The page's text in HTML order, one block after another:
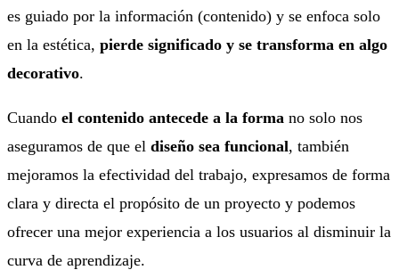
es guiado por la información (contenido) y se enfoca solo
en la estética, pierde significado y se transforma en algo
decorativo.
Cuando el contenido antecede a la forma no solo nos
aseguramos de que el diseño sea funcional, también
mejoramos la efectividad del trabajo, expresamos de forma
clara y directa el propósito de un proyecto y podemos
ofrecer una mejor experiencia a los usuarios al disminuir la
curva de aprendizaje.